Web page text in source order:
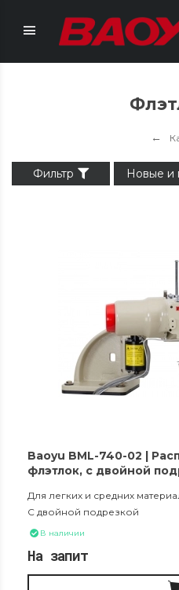
Фильтр Новые и
Baoyu BML-740-02 |
флэтлок, с двойной
Для легких и средних
С двойной подрезкой
В наличии
На запит